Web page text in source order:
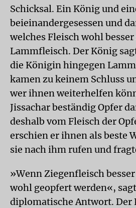
Schicksal. Ein König und
beieinandergesessen und
welches Fleisch wohl
Lammfleisch. Der König
die Königin hingegen
kamen zu keinem Schluss
wer ihnen weiterhelfen
Jissachar beständig Opfer
deshalb vom Fleisch der
erschien er ihnen als beste
sie nach ihm rufen und
»Wenn Ziegenfleisch
wohl geopfert werden«,
diplomatische Antwort. Der